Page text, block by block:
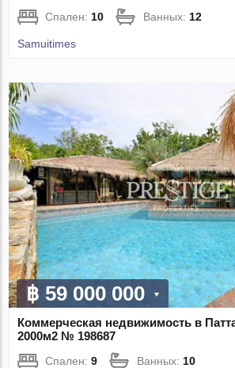
Спален: 10 Ванных: 12
Samuitimes
฿ 59 000 000
Коммерческая недвижимость в
2000м2 № 198687
Спален:9 Ванных: 10